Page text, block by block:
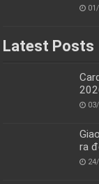
Latest Posts
ra